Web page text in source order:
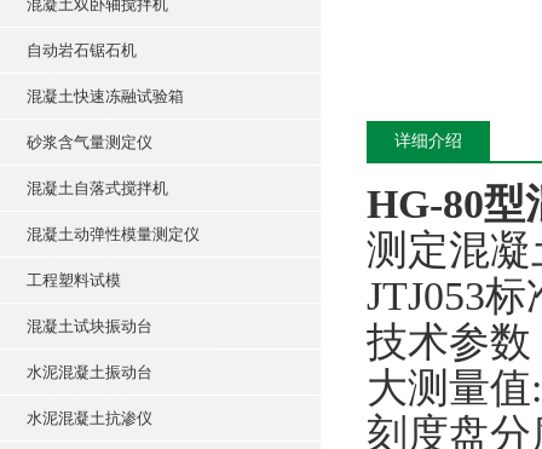
混凝土双卧轴搅拌机
自动岩石锯石机
混凝土快速冻融试验箱
砂浆含气量测定仪
混凝土自落式搅拌机
混凝土动弹性模量测定仪
工程塑料试模
混凝土试块振动台
水泥混凝土振动台
水泥混凝土抗渗仪
详细介绍
HG-80型
测定混凝
JTJ053
技术参
大测量值
刻度盘分